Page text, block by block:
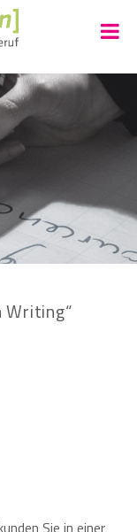
Writing“
Sie in einer